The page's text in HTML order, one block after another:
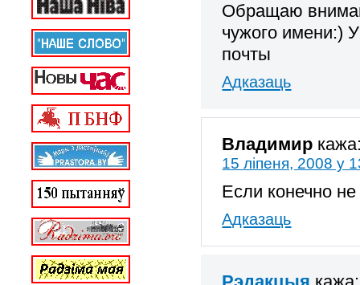
Обращаю
чужого имени:)
почты
Адказаць
Владимир
15 ліпеня, 2008 у
Если конечно
Адказаць